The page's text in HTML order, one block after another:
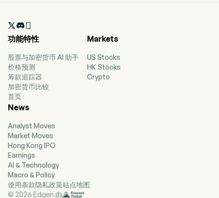
Bruno Banani、CoverGirl、Jovan、Mexx、LeGer
by Lena Gercke、Monange、Nautica、Paixao、
Rimmel、Risque、Sally Hansen和Vera Wang。其
高端品牌包括Burberry、Calvin Klein、Chloe、
Davidoff、Escada、Gucci、Hugo Boss、Jil
Sander、Kylie Cosmetics by Kylie Jenner、
Lancaster、Marc Jacobs、Miu Miu、Orveda和
Tiffany & Co.。其大众美容品牌主要通过大型超
市、超市、药房和药店、中档百货商店、传统食品
和药品零售商以及专业的电子商务零售商进行销
售。公司产品在超过120个国家和地区进行营销、销
售和分销。

功能特性
股票与加密货币 AI 助手
价格预测
筹款追踪器
加密货币比较
首页
Markets
US Stocks
HK Stocks
Crypto
News
Analyst Moves
Market Moves
Hong Kong IPO
Earnings
AI & Technology
Macro & Policy
使用条款隐私政策站点地图
© 2026 Edgen 由